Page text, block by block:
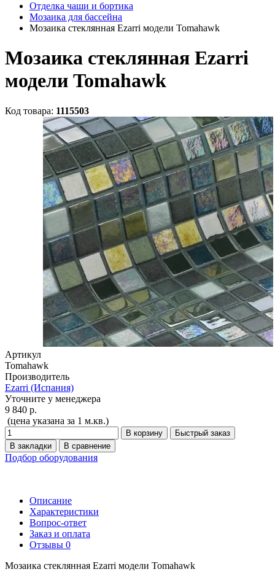
Отделка чаши и бортика
Мозаика для бассейна
Мозаика стеклянная Ezarri модели Tomahawk
Мозаика стеклянная Ezarri
модели Tomahawk
Код товара: 1115503
Артикул
Tomahawk
Производитель
Ezarri (Испания)
Уточните у менеджера
9 840 р.
(цена указана за 1 м.кв.)
В корзину
Быстрый заказ
В закладки
В сравнение
Подбор оборудования
Описание
Характеристики
Вопрос-ответ
Заказ и оплата
Отзывы 0
Мозаика стеклянная Ezarri модели Tomahawk